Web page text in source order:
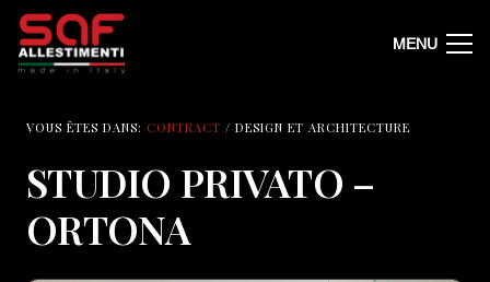
MENU
VOUS ÊTES DANS: CONTRACT / DESIGN ET ARCHITECTURE
STUDIO PRIVATO –
ORTONA